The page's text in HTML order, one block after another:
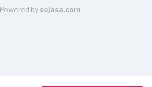
Powered bysejasa.com